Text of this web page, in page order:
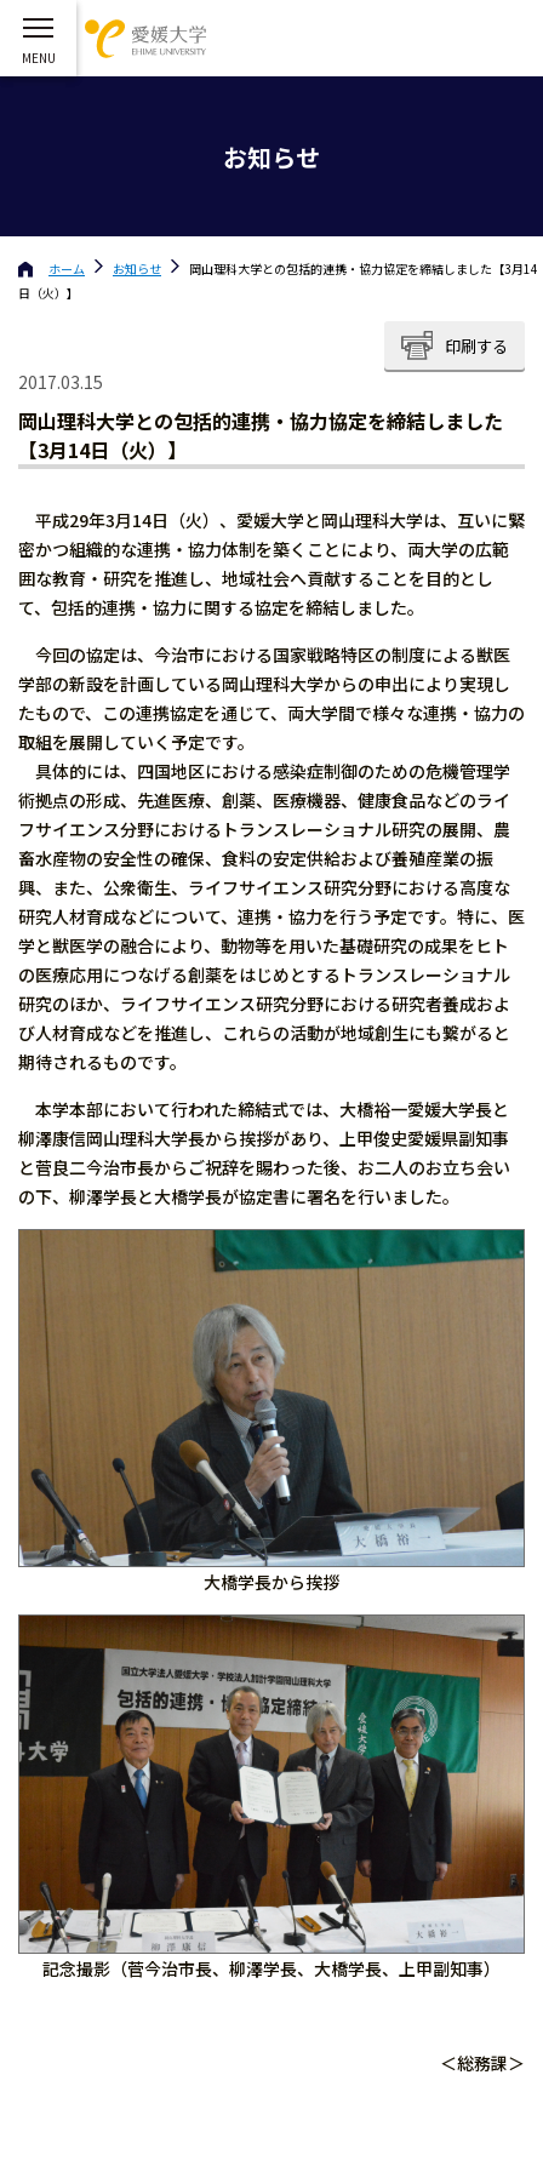
お知らせ
ホーム お知らせ
岡山理科大学との包括的連携・協力協定を締結しました【3月14
日（火）】
印刷する
2017.03.15
岡山理科大学との包括的連携・協力協定を締結しました
【3月14日（火）】
平成29年3月14日（火）、愛媛大学と岡山理科大学は、互いに緊
密かつ組織的な連携・協力体制を築くことにより、両大学の広範
囲な教育・研究を推進し、地域社会へ貢献することを目的とし
て、包括的連携・協力に関する協定を締結しました。
今回の協定は、今治市における国家戦略特区の制度による獣医
学部の新設を計画している岡山理科大学からの申出により実現し
たもので、この連携協定を通じて、両大学間で様々な連携・協力の
取組を展開していく予定です。
具体的には、四国地区における感染症制御のための危機管理学
術拠点の形成、先進医療、創薬、医療機器、健康食品などのライ
フサイエンス分野におけるトランスレーショナル研究の展開、農
畜水産物の安全性の確保、食料の安定供給および養殖産業の振
興、また、公衆衛生、ライフサイエンス研究分野における高度な
研究人材育成などについて、連携・協力を行う予定です。特に、医
学と獣医学の融合により、動物等を用いた基礎研究の成果をヒト
の医療応用につなげる創薬をはじめとするトランスレーショナル
研究のほか、ライフサイエンス研究分野における研究者養成およ
び人材育成などを推進し、これらの活動が地域創生にも繋がると
期待されるものです。
本学本部において行われた締結式では、大橋裕一愛媛大学長と
柳澤康信岡山理科大学長から挨拶があり、上甲俊史愛媛県副知事
と菅良二今治市長からご祝辞を賜わった後、お二人のお立ち会い
の下、柳澤学長と大橋学長が協定書に署名を行いました。
大橋学長から挨拶
記念撮影（菅今治市長、柳澤学長、大橋学長、上甲副知事）
＜総務課＞